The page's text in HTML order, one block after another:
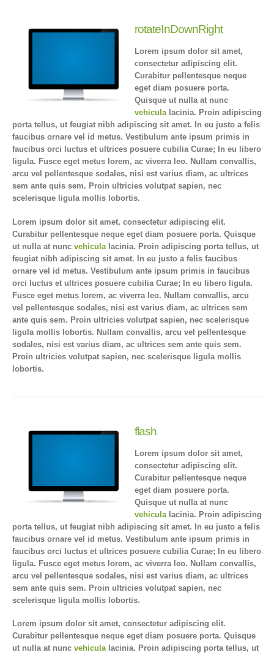
rotateInDownRight
Lorem ipsum dolor sit amet,
consectetur adipiscing elit.
Curabitur pellentesque neque
eget diam posuere porta.
Quisque ut nulla at nunc
vehiculalacinia. Proin adipiscing
porta tellus, ut feugiat nibh adipiscing sit amet. In eu justo a felis
faucibus ornare vel id metus. Vestibulum ante ipsum primis in
faucibus orci luctus et ultrices posuere cubilia Curae; In eu libero
ligula. Fusce eget metus lorem, ac viverra leo. Nullam convallis,
arcu vel pellentesque sodales, nisi est varius diam, ac ultrices
sem ante quis sem. Proin ultricies volutpat sapien, nec
scelerisque ligula mollis lobortis.
Lorem ipsum dolor sit amet, consectetur adipiscing elit.
Curabitur pellentesque neque eget diam posuere porta. Quisque
ut nulla at nunc vehicula lacinia. Proin adipiscing porta tellus, ut
feugiat nibh adipiscing sit amet. In eu justo a felis faucibus
ornare vel id metus. Vestibulum ante ipsum primis in faucibus
orci luctus et ultrices posuere cubilia Curae; In eu libero ligula.
Fusce eget metus lorem, ac viverra leo. Nullam convallis, arcu
vel pellentesque sodales, nisi est varius diam, ac ultrices sem
ante quis sem. Proin ultricies volutpat sapien, nec scelerisque
ligula mollis lobortis. Nullam convallis, arcu vel pellentesque
sodales, nisi est varius diam, ac ultrices sem ante quis sem.
Proin ultricies volutpat sapien, nec scelerisque ligula mollis
lobortis.
flash
Lorem ipsum dolor sit amet,
consectetur adipiscing elit.
Curabitur pellentesque neque
eget diam posuere porta.
Quisque ut nulla at nunc
vehicula lacinia. Proin adipiscing
porta tellus, ut feugiat nibh adipiscing sit amet. In eu justo a felis
faucibus ornare vel id metus. Vestibulum ante ipsum primis in
faucibus orci luctus et ultrices posuere cubilia Curae; In eu libero
ligula. Fusce eget metus lorem, ac viverra leo. Nullam convallis,
arcu vel pellentesque sodales, nisi est varius diam, ac ultrices
sem ante quis sem. Proin ultricies volutpat sapien, nec
scelerisque ligula mollis lobortis.
Lorem ipsum dolor sit amet, consectetur adipiscing elit.
Curabitur pellentesque neque eget diam posuere porta. Quisque
ut nulla at nunc vehiculalacinia. Proin adipiscing porta tellus, ut